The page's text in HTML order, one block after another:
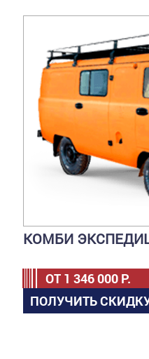
КОМБИ
ОТ 1 346 000 Р.
ПОЛУЧИТЬ